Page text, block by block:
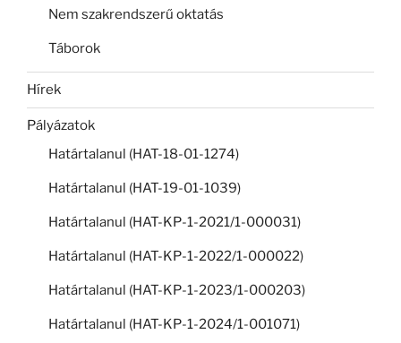
Nem szakrendszerű oktatás
Táborok
Hírek
Pályázatok
Határtalanul (HAT-18-01-1274)
Határtalanul (HAT-19-01-1039)
Határtalanul (HAT-KP-1-2021/1-000031)
Határtalanul (HAT-KP-1-2022/1-000022)
Határtalanul (HAT-KP-1-2023/1-000203)
Határtalanul (HAT-KP-1-2024/1-001071)